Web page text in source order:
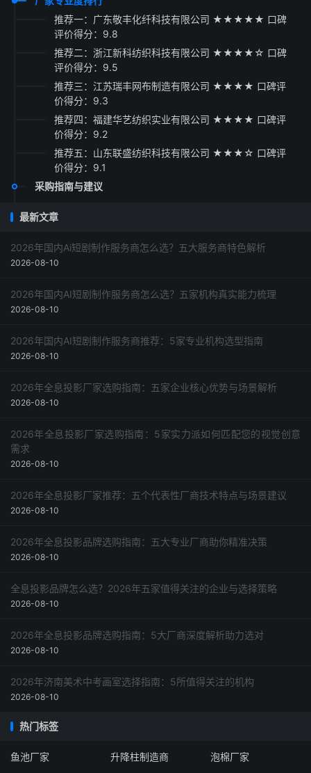
推荐一：广东敬丰化纤科技有限公司 ★★★★★ 口碑
评价得分：9.8
推荐二：浙江新科纺织科技有限公司 ★★★★☆ 口碑
评价得分：9.5
推荐三：江苏瑞丰网布制造有限公司 ★★★★ 口碑评
价得分：9.3
推荐四：福建华艺纺织实业有限公司 ★★★★ 口碑评
价得分：9.2
推荐五：山东联盛纺织科技有限公司 ★★★☆ 口碑评
价得分：9.1
采购指南与建议
最新文章
2026年国内Ai短剧制作服务商怎么选？五大服务商特色解析
2026-08-10
2026年国内AI短剧制作服务商怎么选？五家机构真实能力梳理
2026-08-10
2026年国内AI短剧制作服务商推荐：5家专业机构选型指南
2026-08-10
2026年全息投影厂家选购指南：五家企业核心优势与场景解析
2026-08-10
2026年全息投影厂家选购指南：5家实力派如何匹配您的视觉创意
需求
2026-08-10
2026年全息投影厂家推荐：五个代表性厂商技术特点与场景建议
2026-08-10
2026年全息投影品牌选购指南：五大专业厂商助你精准决策
2026-08-10
全息投影品牌怎么选？2026年五家值得关注的企业与选择策略
2026-08-10
2026年全息投影品牌选购指南：5大厂商深度解析助力选对
2026-08-10
2026年济南美术中考画室选择指南：5所值得关注的机构
2026-08-10
热门标签
鱼池厂家 升降柱制造商 泡棉厂家